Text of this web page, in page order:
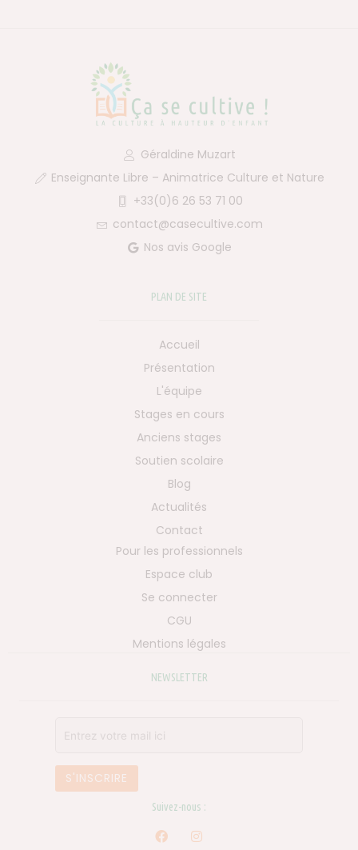
Géraldine Muzart
Enseignante Libre – Animatrice Culture et Nature
+33(0)6 26 53 71 00
contact@casecultive.com
Nos avis Google
PLAN DE SITE
Accueil
Présentation
L'équipe
Stages en cours
Anciens stages
Soutien scolaire
Blog
Actualités
Contact
Pour les professionnels
Espace club
Se connecter
CGU
Mentions légales
NEWSLETTER
Suivez-nous :
F I